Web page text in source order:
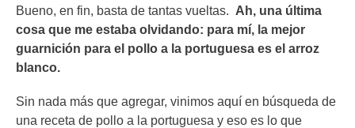
Bueno, en fin, basta de tantas vueltas. Ah, una última
cosa que me estaba olvidando: para mí, la mejor
guarnición para el pollo a la portuguesa es el arroz
blanco.
Sin nada más que agregar, vinimos aquí en búsqueda de
una receta de pollo a la portuguesa y eso es lo que